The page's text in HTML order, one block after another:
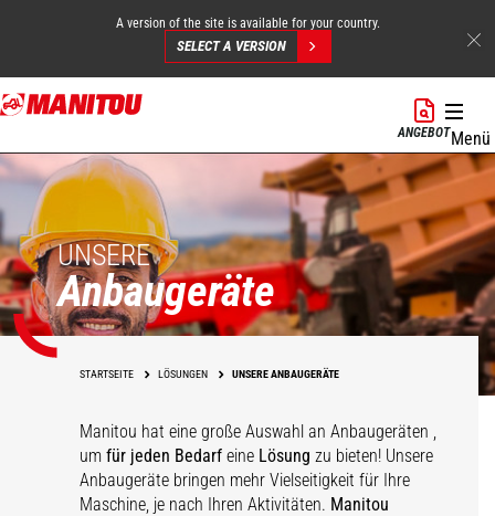
Direkt
zum
A version of the site is available for your country.
SELECT A VERSION
ANGEBOTMenü
UNSERE
Anbaugeräte
STARTSEITE LÖSUNGEN UNSERE ANBAUGERÄTE
Manitou hat eine große Auswahl an Anbaugeräten ,
umfür jeden Bedarf eine Lösung zu bieten! Unsere
Anbaugeräte bringen mehr Vielseitigkeit für Ihre
Maschine, je nach Ihren Aktivitäten. Manitou